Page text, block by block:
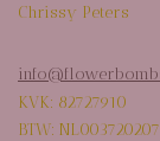
Chrissy Peters
KVK: 82727910
BTW: